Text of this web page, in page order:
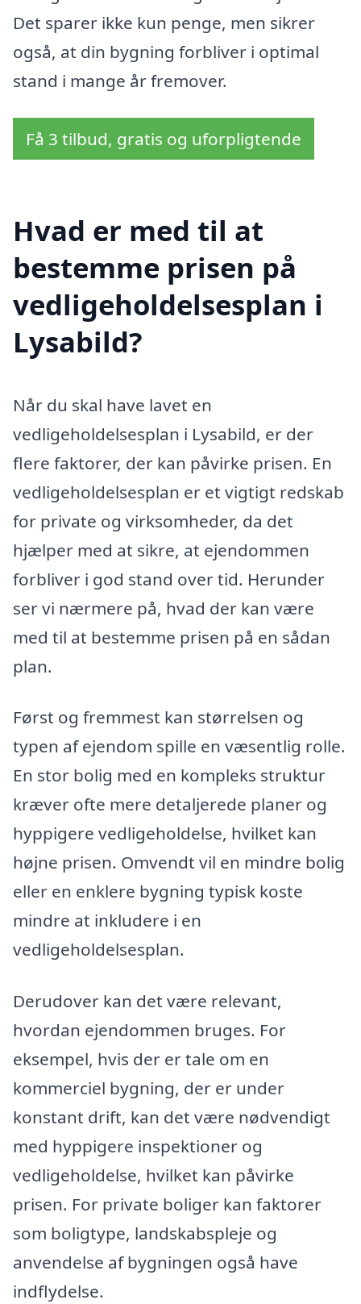
Det sparer ikke kun penge, men sikrer
også, at din bygning forbliver i optimal
stand i mange år fremover.
Få 3 tilbud, gratis og uforpligtende
Hvad er med til at
bestemme prisen på
vedligeholdelsesplan i
Lysabild?
Når du skal have lavet en
vedligeholdelsesplan i Lysabild, er der
flere faktorer, der kan påvirke prisen. En
vedligeholdelsesplan er et vigtigt redskab
for private og virksomheder, da det
hjælper med at sikre, at ejendommen
forbliver i god stand over tid. Herunder
ser vi nærmere på, hvad der kan være
med til at bestemme prisen på en sådan
plan.
Først og fremmest kan størrelsen og
typen af ejendom spille en væsentlig rolle.
En stor bolig med en kompleks struktur
kræver ofte mere detaljerede planer og
hyppigere vedligeholdelse, hvilket kan
højne prisen. Omvendt vil en mindre bolig
eller en enklere bygning typisk koste
mindre at inkludere i en
vedligeholdelsesplan.
Derudover kan det være relevant,
hvordan ejendommen bruges. For
eksempel, hvis der er tale om en
kommerciel bygning, der er under
konstant drift, kan det være nødvendigt
med hyppigere inspektioner og
vedligeholdelse, hvilket kan påvirke
prisen. For private boliger kan faktorer
som boligtype, landskabspleje og
anvendelse af bygningen også have
indflydelse.